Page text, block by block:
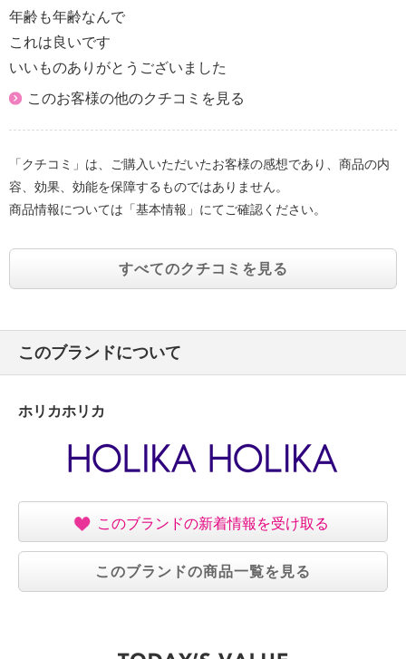
年齢も年齢なんで
これは良いです
いいものありがとうございました
このお客様の他のクチコミを見る
「クチコミ」は、ご購入いただいたお客様の感想であり、商品の内
容、効果、効能を保障するものではありません。
商品情報については「基本情報」にてご確認ください。
すべてのクチコミを見る
このブランドについて
ホリカホリカ
このブランドの新着情報を受け取る
このブランドの商品一覧を見る